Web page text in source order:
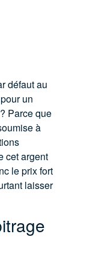
défaut au
un
Parce que
à
cet argent
le prix fort
laisser